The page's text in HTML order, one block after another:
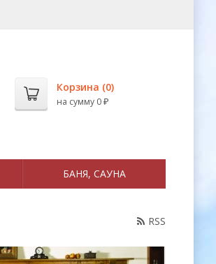
Корзина (0)
на сумму 0 ₽
БАНЯ, САУНА
RSS